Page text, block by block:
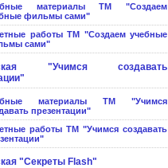
материалы ТМ "Создаем
фильмы сами"
работы ТМ "Создаем учебные
сами"
"Учимся создавать
материалы ТМ "Учимся
презентации"
работы ТМ "Учимся создавать
"Секреты Flash"